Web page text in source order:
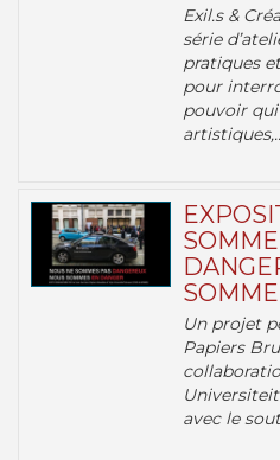
Exil.s &
série
pratiques
pour
pouvoir
Un projet
Papiers
avec le